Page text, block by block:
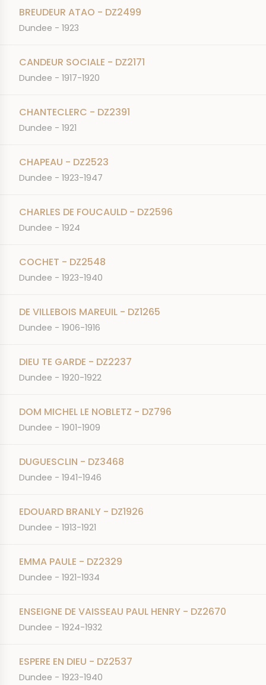
BREUDEUR ATAO - DZ2499
Dundee - 1923
CANDEUR SOCIALE - DZ2171
Dundee - 1917-1920
CHANTECLERC - DZ2391
Dundee - 1921
CHAPEAU - DZ2523
Dundee - 1923-1947
CHARLES DE FOUCAULD - DZ2596
Dundee - 1924
COCHET - DZ2548
Dundee - 1923-1940
DE VILLEBOIS MAREUIL - DZ1265
Dundee - 1906-1916
DIEU TE GARDE - DZ2237
Dundee - 1920-1922
DOM MICHEL LE NOBLETZ - DZ796
Dundee - 1901-1909
DUGUESCLIN - DZ3468
Dundee - 1941-1946
EDOUARD BRANLY - DZ1926
Dundee - 1913-1921
EMMA PAULE - DZ2329
Dundee - 1921-1934
ENSEIGNE DE VAISSEAU PAUL HENRY - DZ2670
Dundee - 1924-1932
ESPERE EN DIEU - DZ2537
Dundee - 1923-1940